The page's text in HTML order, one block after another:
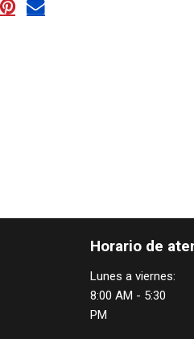
Horario de
Lunes a viernes:
8:00 AM - 5:30
PM